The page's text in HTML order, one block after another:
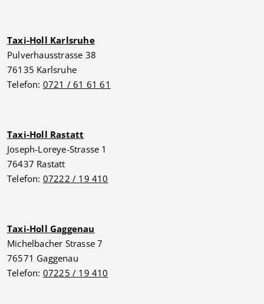
Taxi-Holl Karlsruhe
Pulverhausstrasse 38
76135 Karlsruhe
Telefon: 0721 / 61 61 61
Taxi-Holl Rastatt
Joseph-Loreye-Strasse 1
76437 Rastatt
Telefon: 07222 / 19 410
Taxi-Holl Gaggenau
Michelbacher Strasse 7
76571 Gaggenau
Telefon: 07225 / 19 410